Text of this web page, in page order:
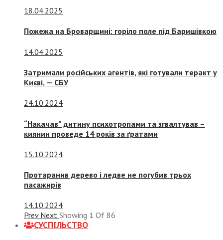
18.04.2025
Пожежа на Броварщині: горіло поле під Баришівкою
14.04.2025
Затримали російських агентів, які готували теракт у
Києві, — СБУ
24.10.2024
“Накачав” дитину психотропами та згвалтував –
киянин проведе 14 років за ґратами
15.10.2024
Протаранив дерево і ледве не погубив трьох
пасажирів
14.10.2024
Prev Next Showing 1 Of 86
СУСПIЛЬСТВО